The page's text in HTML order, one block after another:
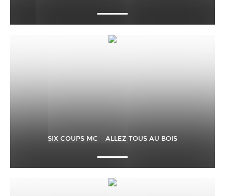
SIX COUPS MC – ALLEZ TOUS AU BOIS